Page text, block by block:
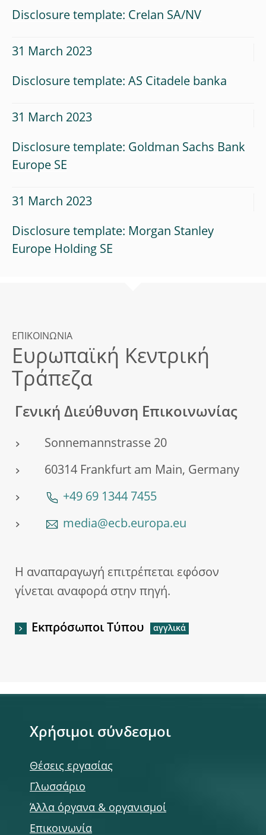
Disclosure template: Crelan SA/NV
31 March 2023
Disclosure template: AS Citadele banka
31 March 2023
Disclosure template: Goldman Sachs Bank
Europe SE
31 March 2023
Disclosure template: Morgan Stanley
Europe Holding SE
ΕΠΙΚΟΙΝΩΝΙΑ
Ευρωπαϊκή Κεντρική
Τράπεζα
Γενική Διεύθυνση Επικοινωνίας
Sonnemannstrasse 20
60314 Frankfurt am Main, Germany
+49 69 1344 7455
media@ecb.europa.eu
Η αναπαραγωγή επιτρέπεται εφόσον
γίνεται αναφορά στην πηγή.
Εκπρόσωποι Τύπου
Χρήσιμοι σύνδεσμοι
Θέσεις εργασίας
Γλωσσάριο
Άλλα όργανα & οργανισμοί
Επικοινωνία